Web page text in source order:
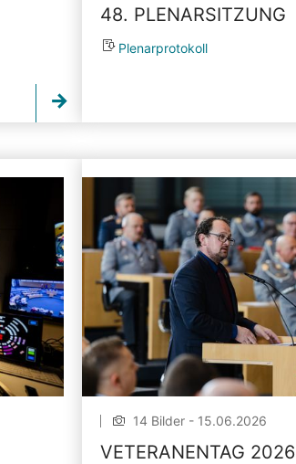
48. PLENARSITZUNG
Plenarprotokoll
14 Bilder - 15.06.2026
VETERANENTAG 2026